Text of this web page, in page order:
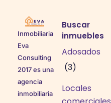
Inmobiliaria
Eva
Consulting
2017 es una
agencia
inmobiliaria
Buscar
inmuebles
Adosados
(3)
Locales